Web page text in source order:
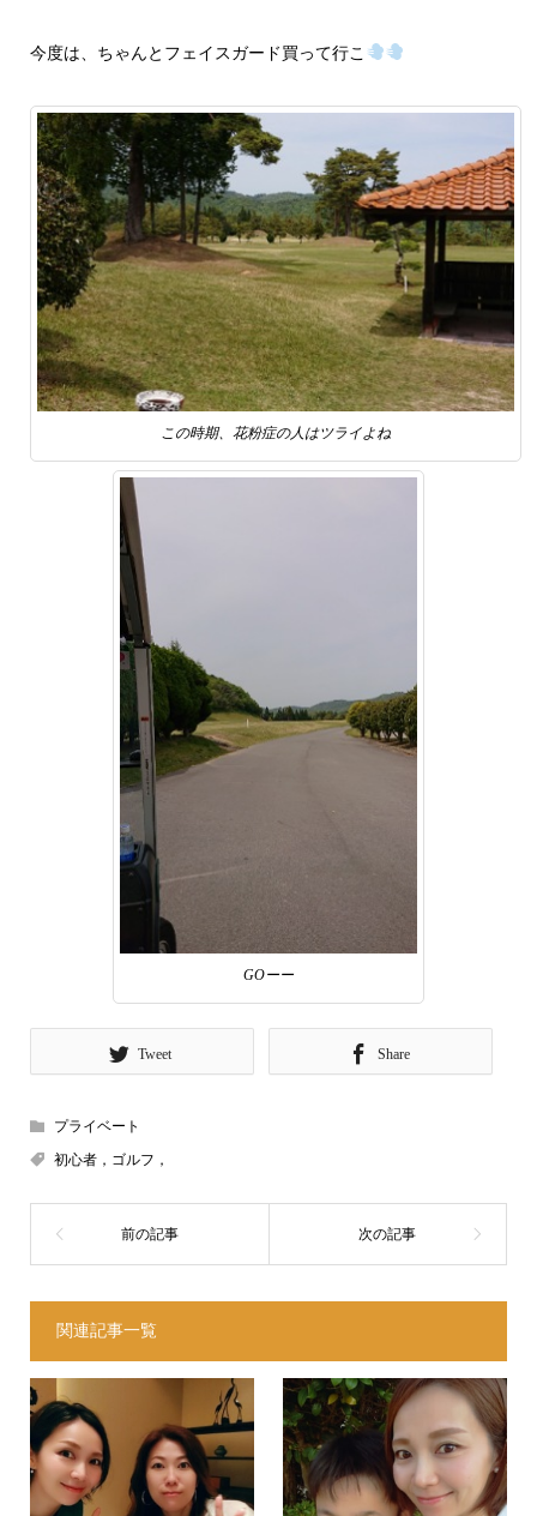
今度は、ちゃんとフェイスガード買って行こ
この時期、花粉症の人はツライよね
GOーー
Tweet Share
プライベート
初心者，ゴルフ，
関連記事一覧